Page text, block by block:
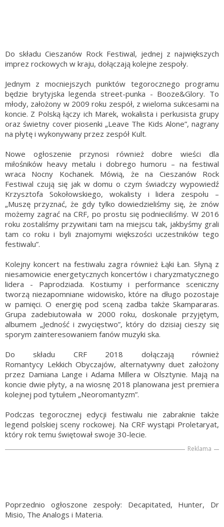
Do składu Cieszanów Rock Festiwal, jednej z największych
imprez rockowych w kraju, dołączają kolejne zespoły.
Jednym z mocniejszych punktów tegorocznego programu
będzie brytyjska legenda street-punka - Booze&Glory. To
młody, założony w 2009 roku zespół, z wieloma sukcesami na
koncie. Z Polską łączy ich Marek, wokalista i perkusista grupy
oraz świetny cover piosenki „Leave The Kids Alone”, nagrany
na płytę i wykonywany przez zespół Kult.
Nowe ogłoszenie przynosi również dobre wieści dla
miłośników heavy metalu i dobrego humoru – na festiwal
wraca Nocny Kochanek. Mówią, że na Cieszanów Rock
Festiwal czują się jak w domu o czym świadczy wypowiedź
Krzysztofa Sokołowskiego, wokalisty i lidera zespołu –
„Muszę przyznać, że gdy tylko dowiedzieliśmy się, że znów
możemy zagrać na CRF, po prostu się podnieciliśmy. W 2016
roku zostaliśmy przywitani tam na miejscu tak, jakbyśmy grali
tam co roku i byli znajomymi większości uczestników tego
festiwalu”.
Kolejny koncert na festiwalu zagra również Łąki Łan. Słyną z
niesamowicie energetycznych koncertów i charyzmatycznego
lidera - Paprodziada. Kostiumy i performance sceniczny
tworzą niezapomniane widowisko, które na długo pozostaje
w pamięci. O energię pod sceną zadba także Skampararas.
Grupa zadebiutowała w 2000 roku, doskonale przyjętym,
albumem „Jedność i zwycięstwo”, który do dzisiaj cieszy się
sporym zainteresowaniem fanów muzyki ska.
Do składu CRF 2018 dołączają również
Romantycy Lekkich Obyczajów, alternatywny duet założony
przez Damiana Lange i Adama Millera w Olsztynie. Mają na
koncie dwie płyty, a na wiosnę 2018 planowana jest premiera
kolejnej pod tytułem „Neoromantyzm”.
Podczas tegorocznej edycji festiwalu nie zabraknie także
legend polskiej sceny rockowej. Na CRF wystąpi Proletaryat,
który rok temu świętował swoje 30-lecie.
Reklama
Poprzednio ogłoszone zespoły: Decapitated, Hunter, Dr
Misio, The Analogs i Materia.